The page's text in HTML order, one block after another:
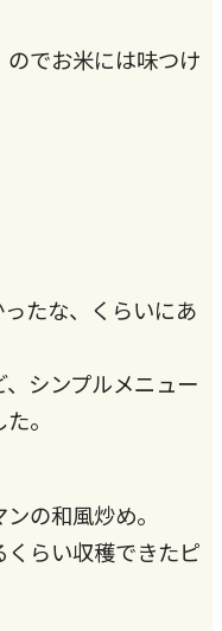
でお米には味つけ
たな、くらいにあ
シンプルメニュー
。
の和風炒め。
らい収穫できたピ